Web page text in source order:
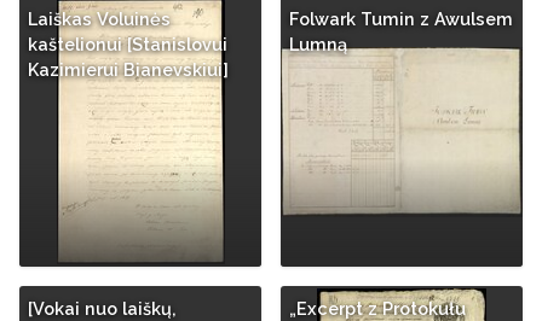
Laiškas Voluinės
kaštelionui [Stanislovui
Kazimierui Bianevskiui]
Folwark Tumin z Awulsem
Lumną
[Vokai nuo laiškų,
„Excerpt z Protokułu